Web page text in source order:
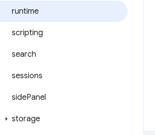
runtime
scripting
search
sessions
sidePanel
storage